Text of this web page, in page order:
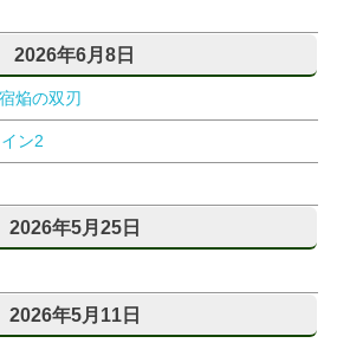
2026年6月8日
焔の双刃
ン2
2026年5月25日
2026年5月11日